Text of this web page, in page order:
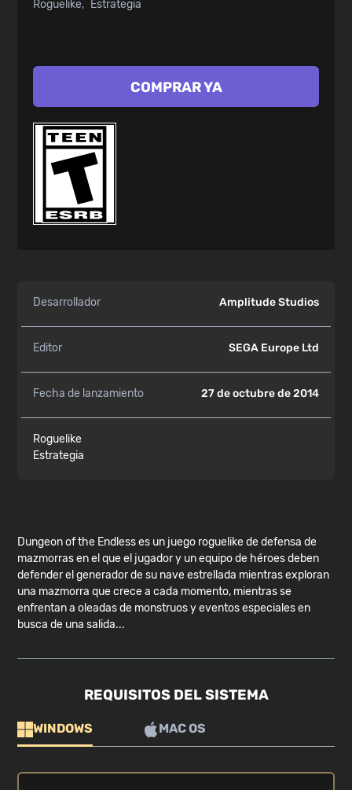
Roguelike Estrategia
COMPRAR YA
Desarrollador Amplitude Studios
Editor SEGA Europe Ltd
Fecha de lanzamiento 27 de octubre de 2014
Roguelike
Estrategia
Dungeon of the Endless es un juego roguelike de defensa de
mazmorras en el que el jugador y un equipo de héroes deben
defender el generador de su nave estrellada mientras exploran
una mazmorra que crece a cada momento, mientras se
enfrentan a oleadas de monstruos y eventos especiales en
busca de una salida...
REQUISITOS DEL SISTEMA
WINDOWS MAC OS